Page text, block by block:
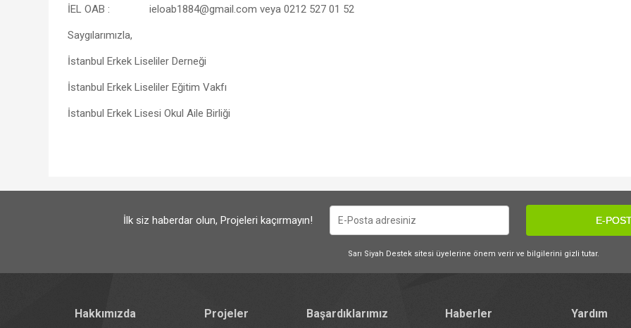
İEL OAB : ieloab1884@gmail.com veya 0212 527 01 52
Saygılarımızla,
İstanbul Erkek Liseliler Derneği
İstanbul Erkek Liseliler Eğitim Vakfı
İstanbul Erkek Lisesi Okul Aile Birliği
İlk siz haberdar olun, Projeleri kaçırmayın! E-
Sarı Siyah Destek sitesi üyelerine önem verir ve bilgilerini gizli tutar.
Hakkımızda Projeler Başardıklarımız Haberler Yardım